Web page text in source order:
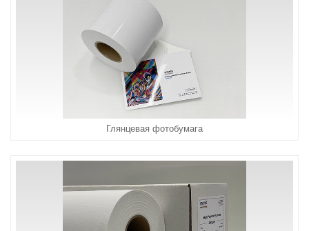
Глянцевая фотобумага